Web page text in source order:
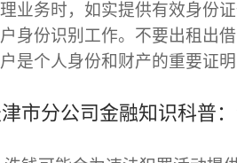
业务时，如实提供有效身份
身份识别工作。不要出租出
是个人身份和财产的重要证
市分公司金融知识科普